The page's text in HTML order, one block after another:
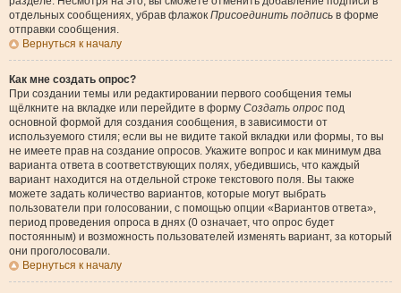
отдельных сообщениях, убрав флажок Присоединить подпись в форме
отправки сообщения.
Вернуться к началу
Как мне создать опрос?
При создании темы или редактировании первого сообщения темы
щёлкните на вкладке или перейдите в форму Создать опрос под
основной формой для создания сообщения, в зависимости от
используемого стиля; если вы не видите такой вкладки или формы, то вы
не имеете прав на создание опросов. Укажите вопрос и как минимум два
варианта ответа в соответствующих полях, убедившись, что каждый
вариант находится на отдельной строке текстового поля. Вы также
можете задать количество вариантов, которые могут выбрать
пользователи при голосовании, с помощью опции «Вариантов ответа»,
период проведения опроса в днях (0 означает, что опрос будет
постоянным) и возможность пользователей изменять вариант, за который
они проголосовали.
Вернуться к началу